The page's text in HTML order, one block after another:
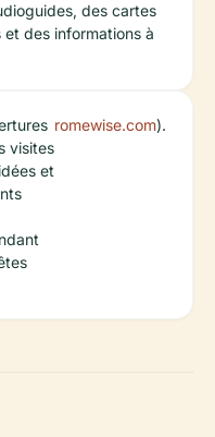
des cartes
et des informations à
visites
et
romewise.com).